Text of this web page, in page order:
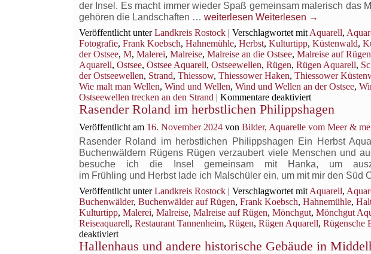
der Insel. Es macht immer wieder Spaß gemeinsam malerisch das
gehören die Landschaften … Wind
und
Wellen
am
Thiessower Haken
weiterlesen Weiterlesen →
Veröffentlicht unter Landkreis Rostock | Verschlagwortet mit Aquarell,
Fotografie, Frank Koebsch, Hahnemühle, Herbst, Kulturtipp, Küstenwald,
der Ostsee, M, Malerei, Malreise, Malreise an die Ostsee, Malreise auf Rügen
Aquarell, Ostsee, Ostsee Aquarell, Ostseewellen, Rügen, Rügen Aquarell,
der Ostseewellen, Strand, Thiessow, Thiessower Haken, Thiessower
Wie malt man Wellen, Wind und Wellen, Wind und Wellen an der Ostsee,
Ostseewellen trecken an den Strand | Kommentare deaktiviertfür
Wind
und
Wellen
am
Thiessower
Haken
Rasender Roland im herbstlichen Philippshagen
Veröffentlicht am 16. November 2024 von Bilder, Aquarelle vom Meer &
Rasender Roland im herbstlichen Philippshagen Ein Herbst
Buchenwäldern Rügens Rügen verzaubert viele Menschen und
besuche ich die Insel gemeinsam mit Hanka, um
im Frühling und Herbst lade ich Malschüler ein, um mit mir den Süd
Veröffentlicht unter Landkreis Rostock | Verschlagwortet mit Aquarell,
Buchenwälder, Buchenwälder auf Rügen, Frank Koebsch, Hahnemühle,
Kulturtipp, Malerei, Malreise, Malreise auf Rügen, Mönchgut, Mönchgut
Reiseaquarell, Restaurant Tannenheim, Rügen, Rügen Aquarell, Rügensche
deaktiviertfür
Rasender
Hallenhaus und andere historische Gebäude in